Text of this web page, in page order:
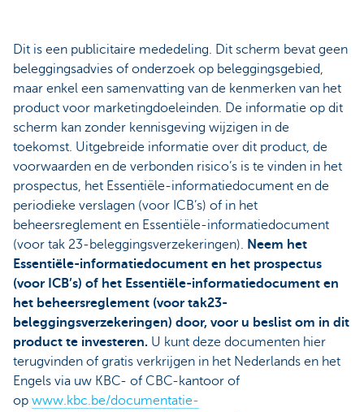
Dit is een publicitaire mededeling. Dit scherm bevat geen
beleggingsadvies of onderzoek op beleggingsgebied,
maar enkel een samenvatting van de kenmerken van het
product voor marketingdoeleinden. De informatie op dit
scherm kan zonder kennisgeving wijzigen in de
toekomst. Uitgebreide informatie over dit product, de
voorwaarden en de verbonden risico’s is te vinden in het
prospectus, het Essentiële-informatiedocument en de
periodieke verslagen (voor ICB’s) of in het
beheersreglement en Essentiële-informatiedocument
(voor tak 23-beleggingsverzekeringen). Neem het
Essentiële-informatiedocument en het prospectus
(voor ICB’s) of het Essentiële-informatiedocument en
het beheersreglement (voor tak23-
beleggingsverzekeringen) door, voor u beslist om in dit
product te investeren. U kunt deze documenten hier
terugvinden of gratis verkrijgen in het Nederlands en het
Engels via uw KBC- of CBC-kantoor of
op www.kbc.be/documentatie-